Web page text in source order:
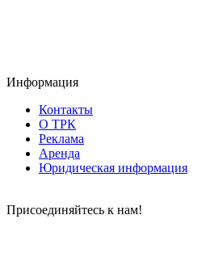
Информация
Контакты
О ТРК
Реклама
Аренда
Юридическая информация
Присоединяйтесь к нам!